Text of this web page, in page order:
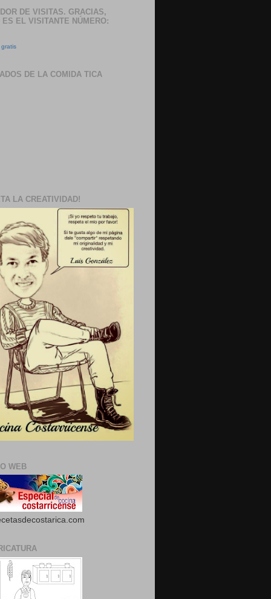
DE VISITAS. GRACIAS,
ES EL VISITANTE NÚMERO:
DE LA COMIDA TICA
LA CREATIVIDAD!
WEB